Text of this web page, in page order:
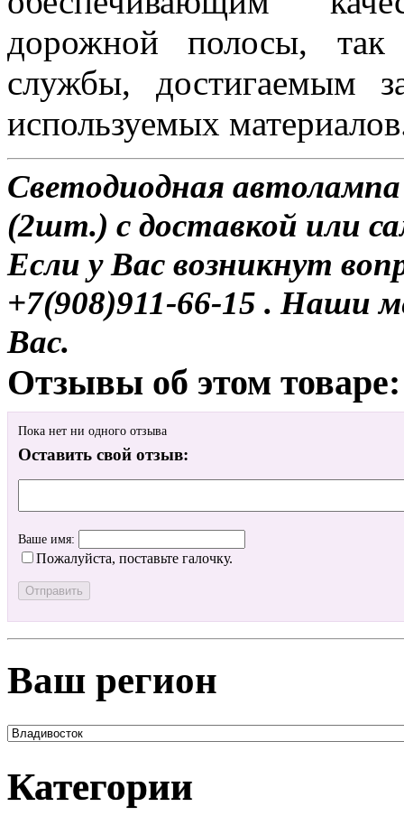
дорожной полосы,
службы, достигаемым
используемых
Светодиодная
(2шт.) с доставкой или
Если у Вас возникнут
+7(908)911-66-15 . Наши
Вас.
Отзывы об этом товаре:
Пока нет ни одного отзыва
Оставить свой отзыв:
Ваше имя:
Пожалуйста, поставьте галочку.
Ваш регион
Категории